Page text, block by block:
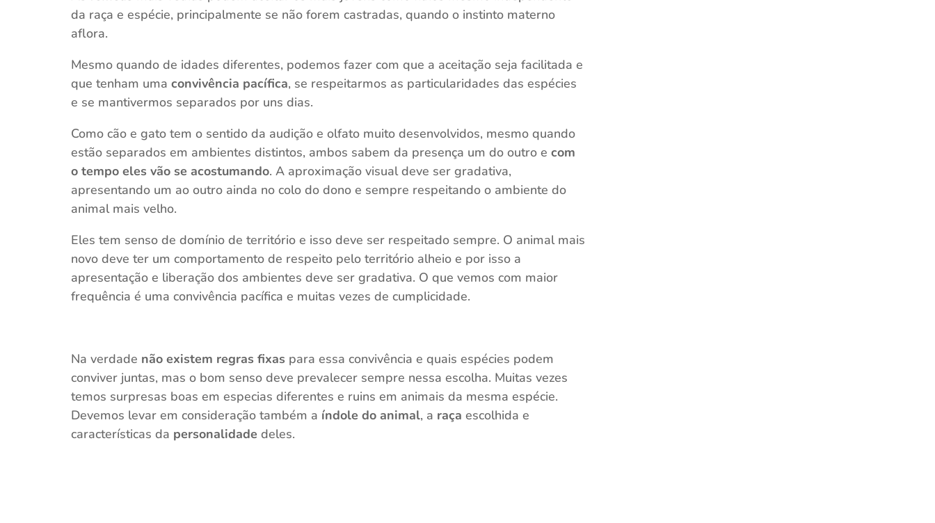
da raça e espécie, principalmente se não forem castradas, quando o instinto materno
aflora.
Mesmo quando de idades diferentes, podemos fazer com que a aceitação seja facilitada e
que tenham uma convivência pacífica, se respeitarmos as particularidades das espécies
e se mantivermos separados por uns dias.
Como cão e gato tem o sentido da audição e olfato muito desenvolvidos, mesmo quando
estão separados em ambientes distintos, ambos sabem da presença um do outro e com
o tempo eles vão se acostumando. A aproximação visual deve ser gradativa,
apresentando um ao outro ainda no colo do dono e sempre respeitando o ambiente do
animal mais velho.
Eles tem senso de domínio de território e isso deve ser respeitado sempre. O animal mais
novo deve ter um comportamento de respeito pelo território alheio e por isso a
apresentação e liberação dos ambientes deve ser gradativa. O que vemos com maior
frequência é uma convivência pacífica e muitas vezes de cumplicidade.
Na verdade não existem regras fixas para essa convivência e quais espécies podem
conviver juntas, mas o bom senso deve prevalecer sempre nessa escolha. Muitas vezes
temos surpresas boas em especias diferentes e ruins em animais da mesma espécie.
Devemos levar em consideração também a índole do animal, a raça escolhida e
características da personalidade deles.